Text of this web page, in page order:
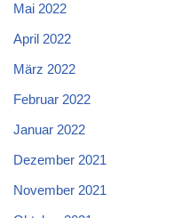
Mai 2022
April 2022
März 2022
Februar 2022
Januar 2022
Dezember 2021
November 2021